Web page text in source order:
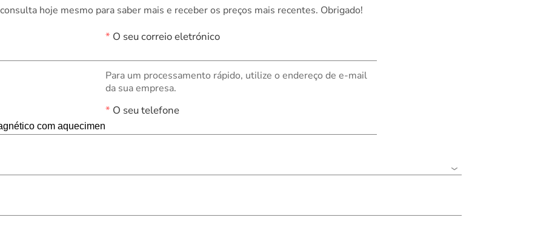
hoje mesmo para saber mais e receber os preços mais recentes. Obrigado!
* O seu correio eletrónico
Para um processamento rápido, utilize o endereço de e-mail
da sua empresa.
* O seu telefone